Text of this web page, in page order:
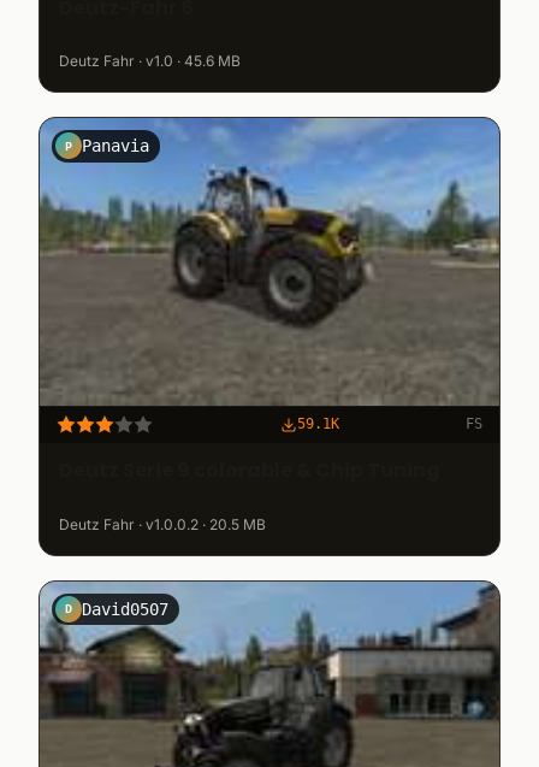
Deutz Fahr · v1.0 · 45.6 MB
P Panavia
59.1K FS
Deutz Fahr · v1.0.0.2 · 20.5 MB
D David0507